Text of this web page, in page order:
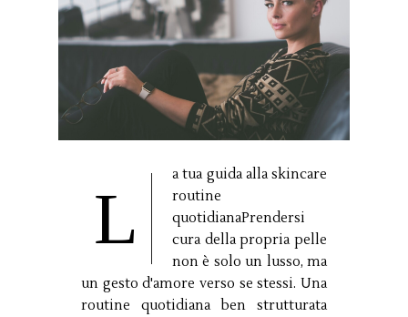
L
a tua guida alla skincare
routine
quotidianaPrendersi
cura della propria pelle
non è solo un lusso, ma
un gesto d'amore verso se stessi. Una
routine quotidiana ben strutturata